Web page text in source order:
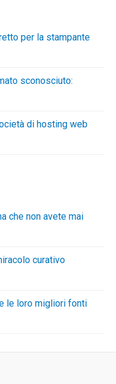
per la stampante
sconosciuto:
di hosting web
che non avete mai
curativo
le loro migliori fonti